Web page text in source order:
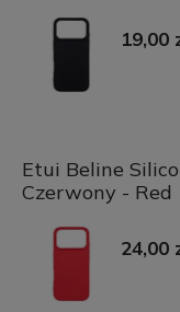
19,00
Etui Beline
Czerwony - Red
24,00